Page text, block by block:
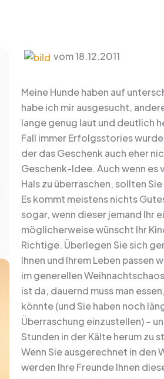
vom 18.12.2011
Meine Hunde haben auf
habe ich mir ausgesucht,
lange genug laut und deutlich
Fall immer Erfolgsstories
der das Geschenk auch eher
Geschenk-Idee. Auch wenn es
Hals zu überraschen, sollten
Es kommt meistens nichts
sogar, wenn dieser jemand Ihr
möglicherweise wünscht Ihr
Richtige. Überlegen Sie sich
Ihnen und Ihrem Leben passen
im generellen
ist da, dauernd muss man
könnte (und Sie haben noch
Überraschung einzustellen) –
Stunden in der Kälte herum zu
Wenn Sie ausgerechnet in den
werden Ihre Freunde Ihnen